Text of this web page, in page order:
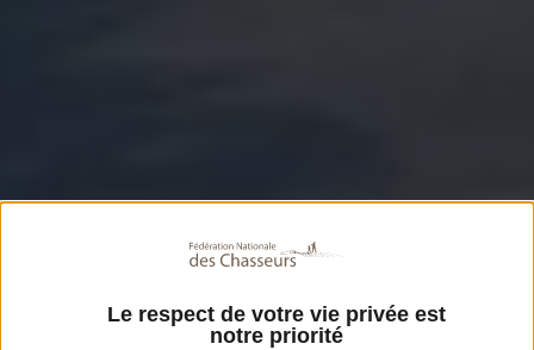
Le respect de votre vie privée est
notre priorité